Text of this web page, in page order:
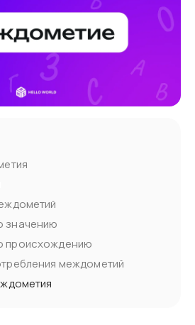
значению
происхождению
междометий